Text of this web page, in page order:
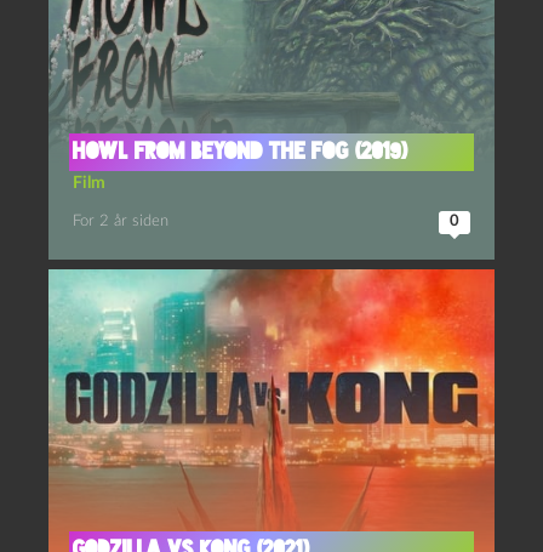
Howl from Beyond the Fog (2019)
Film
For 2 år siden 0